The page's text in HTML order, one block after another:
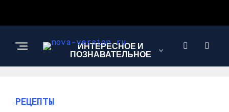
ИНТЕРЕСНОЕ И
ПОЗНАВАТЕЛЬНОЕ
РЕЦЕПТЫ